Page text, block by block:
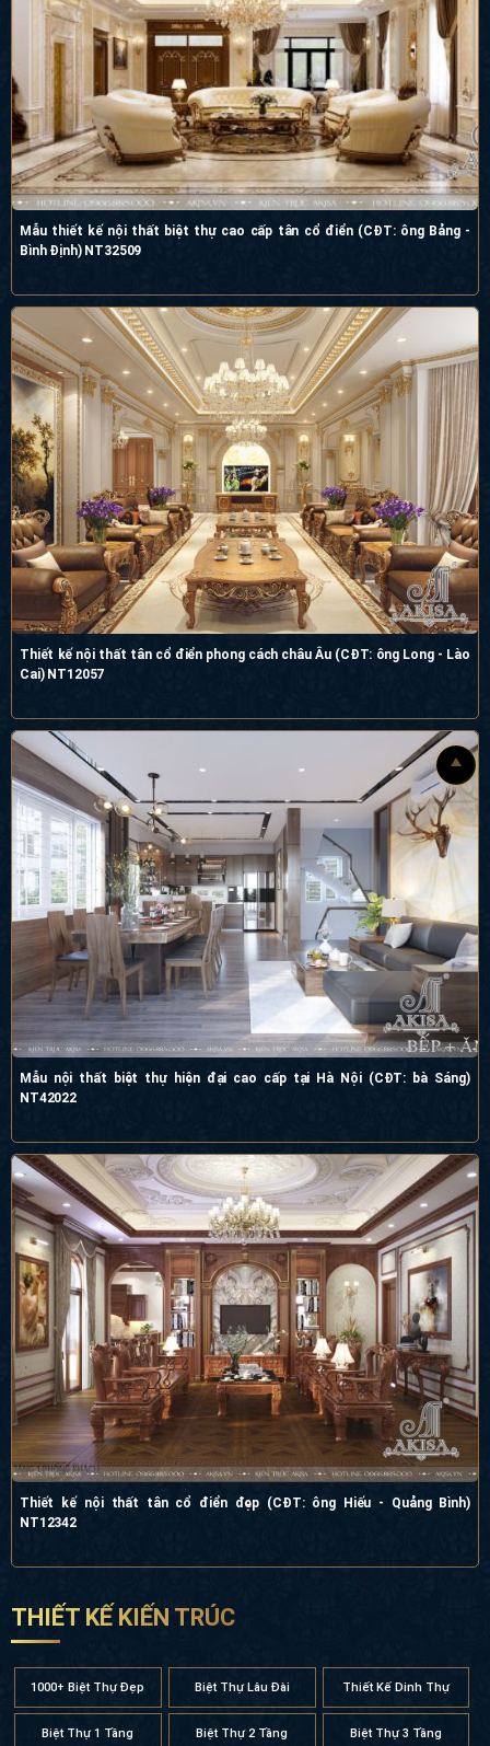
Mẫu thiết kế nội thất biệt thự cao cấp tân cổ điển (CĐT: ông Bảng - Bình
Định) NT32509
Thiết kế nội thất tân cổ điển phong cách châu Âu (CĐT: ông Long - Lào Cai)
NT12057
Mẫu nội thất biệt thự hiện đại cao cấp tại Hà Nội (CĐT: bà Sáng) NT42022
Thiết kế nội thất tân cổ điển đẹp (CĐT: ông Hiếu - Quảng Bình) NT12342
Biệt Thự 1 Tầng Biệt Thự 2 Tầng Biệt Thự 3 Tầng